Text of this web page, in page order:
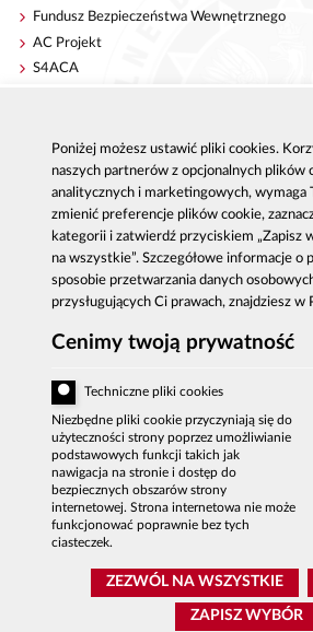
Fundusz Bezpieczeństwa Wewnętrznego
AC Projekt
S4ACA
Publikacje
Strategie antykorupcyjne
Platforma e-learningowa
Centrala
Delegatury
Zgłoś korupcję
Dla mediów
Sygnaliści -
Zgłoszenie korupcji:
sygnal@
fax: 22 437 2297,
bip@cba.gov.pl
DEKLARACJA DOSTĘPNOŚCI
MAPA SERWISU
POLITYKA PRYWATNOŚCI
Poniżej możesz ustawić pliki cookies.
naszych partnerów z opcjonalnych plików
analitycznych i marketingowych, wymaga
zmienić preferencje plików cookie,
kategorii i zatwierdź przyciskiem „Zapisz
na wszystkie”. Szczegółowe informacje o
sposobie przetwarzania danych
przysługujących Ci prawach, znajdziesz
Cenimy twoją prywatność
Techniczne pliki cookies
Niezbędne pliki cookie przyczyniają się do
użyteczności strony poprzez umożliwianie
podstawowych funkcji takich jak
nawigacja na stronie i dostęp do
bezpiecznych obszarów strony
internetowej. Strona internetowa nie może
funkcjonować poprawnie bez tych
ciasteczek.